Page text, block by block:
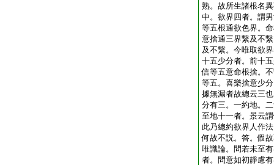
熟。故所生諸根名
中。欲界四者。謂
等五根通欲色界。
意捨通三界繋及不
及不繋。今唯取欲
十五少分者。前十
信等五意命根捨。
等五。喜樂捨意少
據無漏者故總云三
分有三。一約地。
至地十一者。景云
此乃總約欲界人作
何故不説。答。假
唯識論。問若未至
者。問意如初靜慮